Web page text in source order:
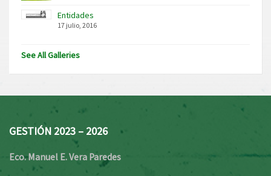
Entidades
17 julio, 2016
See All Galleries
GESTIÓN 2023 – 2026
Eco. Manuel E. Vera Paredes